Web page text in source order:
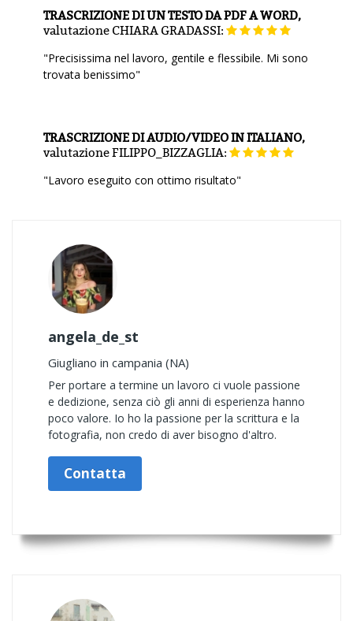
TRASCRIZIONE DI UN TESTO DA PDF A WORD,
valutazioneCHIARA GRADASSI:
"Precisissima nel lavoro, gentile e flessibile. Mi sono
trovata benissimo"
TRASCRIZIONE DI AUDIO/VIDEO IN ITALIANO,
valutazioneFILIPPO_BIZZAGLIA:
"Lavoro eseguito con ottimo risultato"
angela_de_st
Giugliano in campania (NA)
Per portare a termine un lavoro ci vuole passione
e dedizione, senza ciò gli anni di esperienza hanno
poco valore. Io ho la passione per la scrittura e la
fotografia, non credo di aver bisogno d'altro.
Contatta